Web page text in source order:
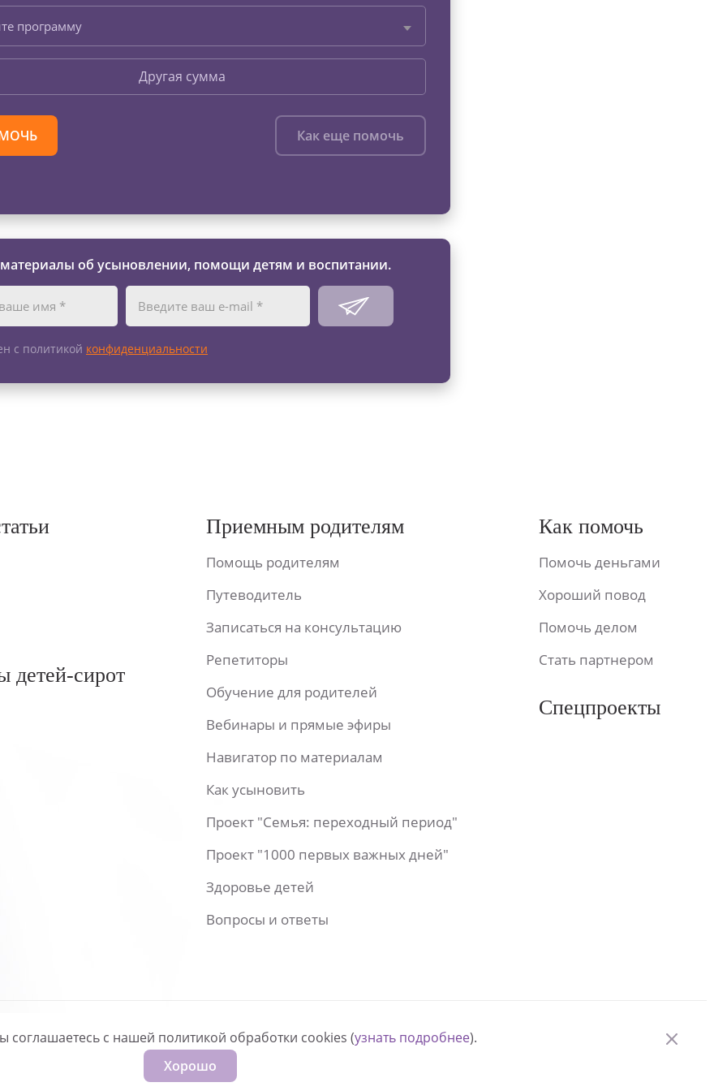
программу
Другая сумма
Как еще помочь
об усыновлении, помощи детям и воспитании.
с политикой конфиденциальности
детей-сирот
Приемным родителям
Помощь родителям
Путеводитель
Записаться на консультацию
Репетиторы
Обучение для родителей
Вебинары и прямые эфиры
Навигатор по материалам
Как усыновить
Проект "Семья: переходный период"
Проект "1000 первых важных дней"
Здоровье детей
Вопросы и ответы
Как помочь
Помочь деньгами
Хороший повод
Помочь делом
Стать партнером
Спецпроекты
соглашаетесь с нашей политикой обработки cookies (узнать подробнее).
Хорошо